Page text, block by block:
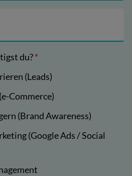
du?*
(Leads)
Commerce)
(Brand Awareness)
(Google Ads / Social